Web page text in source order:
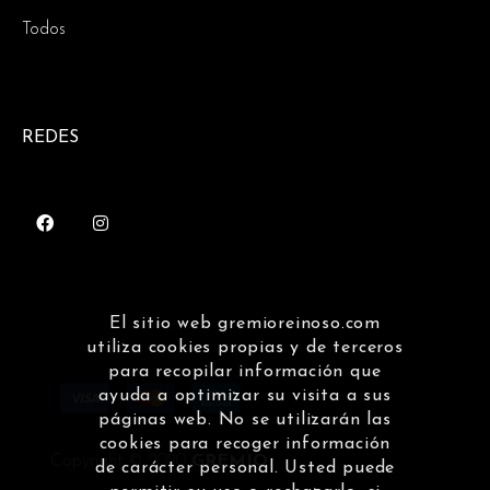
Todos
REDES
Copyright © 2020GREMIO
El sitio web gremioreinoso.com
utiliza cookies propias y de terceros
para recopilar información que
ayuda a optimizar su visita a sus
páginas web. No se utilizarán las
cookies para recoger información
de carácter personal. Usted puede